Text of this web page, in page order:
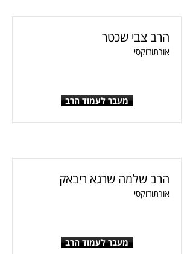
הרב צבי שכטר
אורתודוקסי
מעבר לעמוד הרב
הרב שלמה שרגא ריבאק
אורתודוקסי
מעבר לעמוד הרב